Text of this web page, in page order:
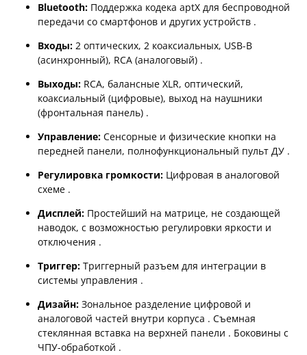
Bluetooth: Поддержка кодека aptX для беспроводной
передачи со смартфонов и других устройств .
Входы: 2 оптических, 2 коаксиальных, USB-B
(асинхронный), RCA (аналоговый) .
Выходы: RCA, балансные XLR, оптический,
коаксиальный (цифровые), выход на наушники
(фронтальная панель) .
Управление: Сенсорные и физические кнопки на
передней панели, полнофункциональный пульт ДУ .
Регулировка громкости: Цифровая в аналоговой
схеме .
Дисплей: Простейший на матрице, не создающей
наводок, с возможностью регулировки яркости и
отключения .
Триггер: Триггерный разъем для интеграции в
системы управления .
Дизайн: Зональное разделение цифровой и
аналоговой частей внутри корпуса . Съемная
стеклянная вставка на верхней панели . Боковины с
ЧПУ-обработкой .